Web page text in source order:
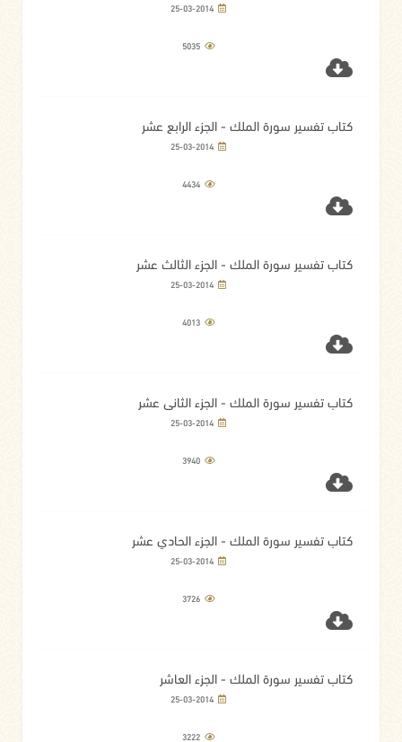
25-03-2014
5035
كتاب تفسير سورة الملك - الجزء الرابع عشر
25-03-2014
4434
كتاب تفسير سورة الملك - الجزء الثالث عشر
25-03-2014
4013
كتاب تفسير سورة الملك - الجزء الثاني عشر
25-03-2014
3940
كتاب تفسير سورة الملك - الجزء الحادي عشر
25-03-2014
3726
كتاب تفسير سورة الملك - الجزء العاشر
25-03-2014
3222